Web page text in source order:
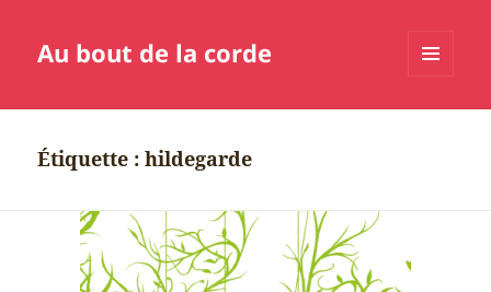
Au bout de la corde
Étiquette :hildegarde